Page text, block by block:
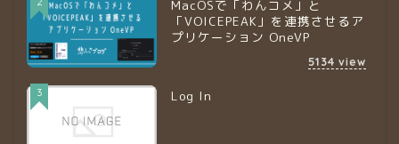
MacOSで「わんコメ」と
「VOICEPEAK」を連携させるア
プリケーション OneVP
5134 view
3 Log In